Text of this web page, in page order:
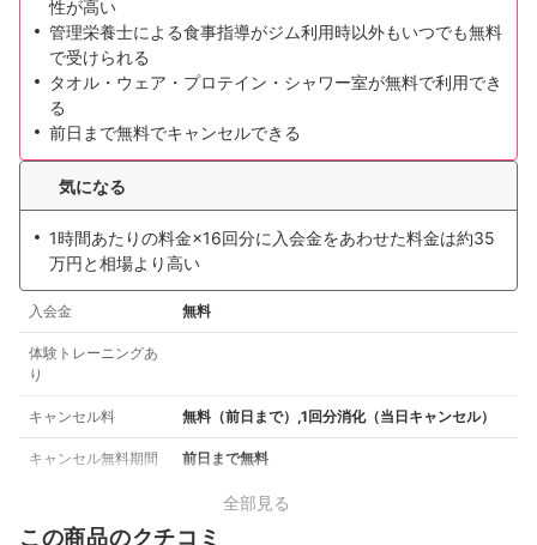
性が高い
管理栄養士による食事指導がジム利用時以外もいつでも無料
で受けられる
タオル・ウェア・プロテイン・シャワー室が無料で利用でき
る
前日まで無料でキャンセルできる
気になる
1時間あたりの料金×16回分に入会金をあわせた料金は約35
万円と相場より高い
入会金 無料
体験トレーニングあ
り
キャンセル料 無料（前日まで）,1回分消化（当日キャンセル）
キャンセル無料期間 前日まで無料
全部見る
この商品のクチコミ